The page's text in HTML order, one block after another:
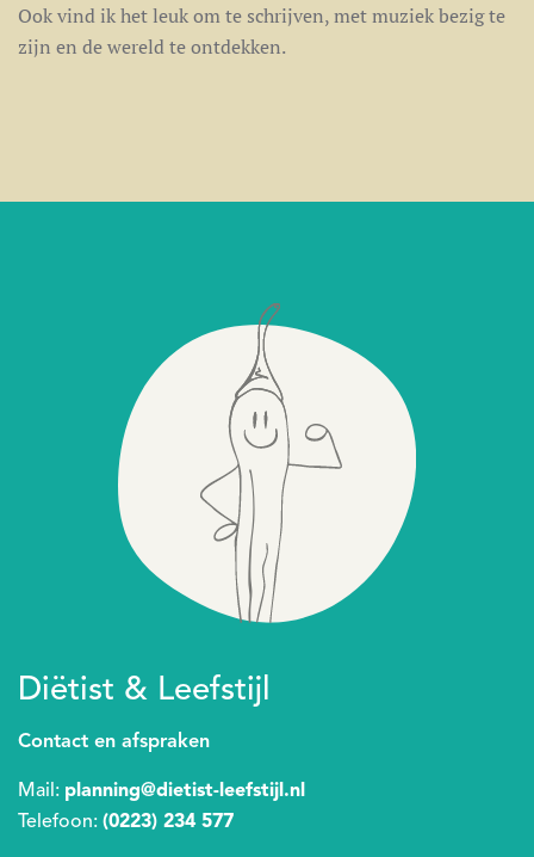
Ook vind ik het leuk om te schrijven, met muziek bezig te
zijn en de wereld te ontdekken.
Diëtist & Leefstijl
Contact en afspraken
Mail: planning@dietist-leefstijl.nl
Telefoon: (0223) 234 577